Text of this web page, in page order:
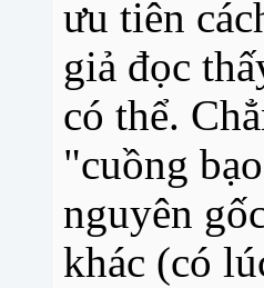
ưu tiên
giả đọc
có thể.
"cuồng
nguyên
khác (có